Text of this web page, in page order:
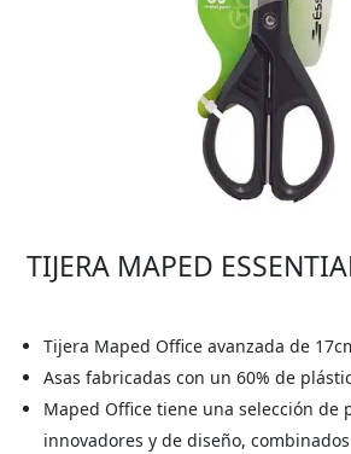
TIJERA MAPED
Tijera Maped Office avanzada de
Asas fabricadas con un 60% de
Maped Office tiene una selección de
innovadores y de diseño,